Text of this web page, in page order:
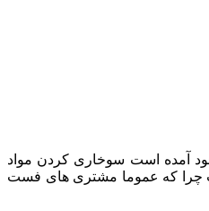
آمده است سوخاری کردن مواد
چرا که عموما مشتری های فست